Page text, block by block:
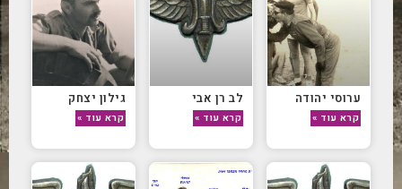
ערוסי יהודה
קרא עוד »
לב רן אבי
קרא עוד »
גילון יצחק
קרא עוד »